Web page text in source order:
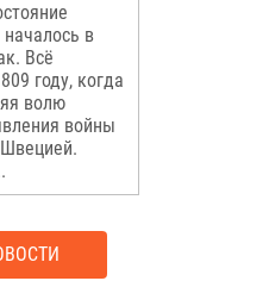
в
Всё
году, когда
волю
войны